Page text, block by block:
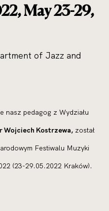
May 23-29,
of Jazz and
nasz pedagog z Wydziału
Wojciech Kostrzewa, został
Festiwalu Muzyki
(23-29.05.2022 Kraków).